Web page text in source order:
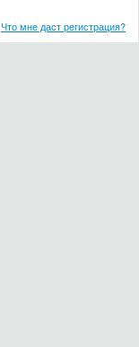
Что мне даст регистрация?